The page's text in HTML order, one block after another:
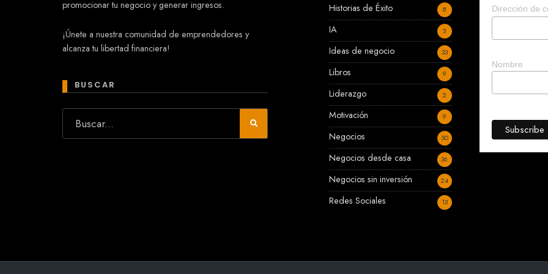
promocionar tu negocio y generar ingresos.
¡Únete a nuestra comunidad de emprendedores y
alcanza tu libertad financiera!
BUSCAR
Historias de Éxito 8
IA 3
Ideas de negocio 33
Libros 9
Liderazgo 2
Motivación 9
Negocios 50
Negocios desde casa 36
Negocios sin inversión 24
Redes Sociales 13
Dirección de
Nombre
En línea
¿Quieres que te ayude a crear un
negocio?